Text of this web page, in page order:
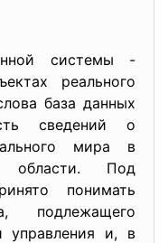
системы -
реального
база данных
сведений о
мира в
области. Под
понимать
подлежащего
управления и, в